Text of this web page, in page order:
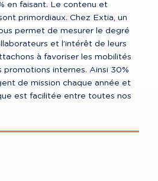
en faisant. Le contenu et
primordiaux. Chez Extia, un
permet de mesurer le degré
et l’intérêt de leurs
à favoriser les mobilités
promotions internes. Ainsi 30%
de mission chaque année et
est facilitée entre toutes nos